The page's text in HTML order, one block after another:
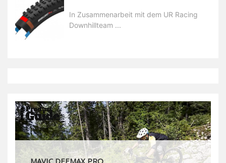
In Zusammenarbeit mit dem UR Racing
Downhillteam ...